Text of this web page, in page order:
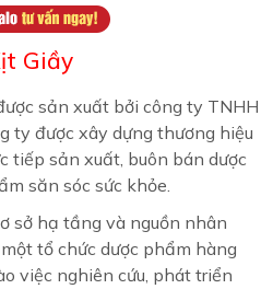
Giầy
sản xuất bởi công ty TNHH
ty được xây dựng thương hiệu
tiếp sản xuất, buôn bán dược
săn sóc sức khỏe.
sở hạ tầng và nguồn nhân
tổ chức dược phẩm hàng
việc nghiên cứu, phát triển